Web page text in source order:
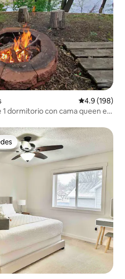
Calificación
4.9 (198)
dormitorio con cama queen en
entre huéspedes